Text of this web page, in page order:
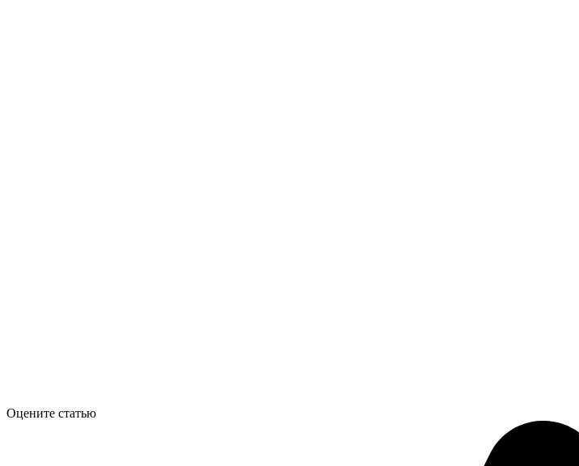
Оцените статью